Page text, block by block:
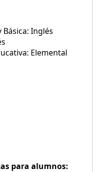
Inglés
Elemental
para alumnos: